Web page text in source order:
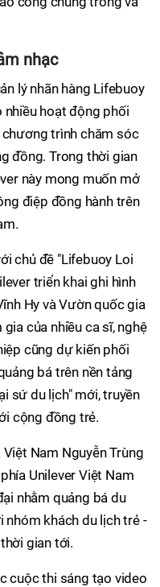
nhạc
lý nhãn hàng Lifebuoy
nhiều hoạt động phối
trình chăm sóc
đồng. Trong thời gian
này mong muốn mở
điệp đồng hành trên
chủ đề "Lifebuoy Loi
triển khai ghi hình
Hy và Vườn quốc gia
của nhiều ca sĩ, nghệ
cũng dự kiến phối
bá trên nền tảng
sứ du lịch" mới, truyền
cộng đồng trẻ.
Nam Nguyễn Trùng
Unilever Việt Nam
nhằm quảng bá du
nhóm khách du lịch trẻ -
gian tới.
cuộc thi sáng tạo video